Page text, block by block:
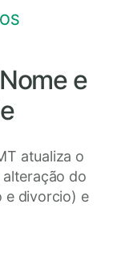
e
atualiza o
do
e divorcio) e